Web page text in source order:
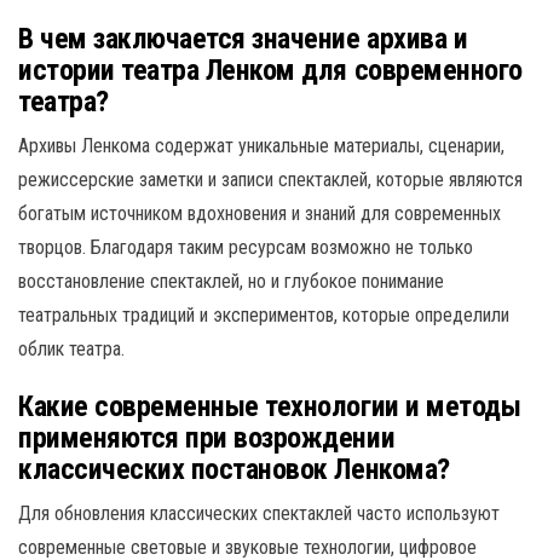
В чем заключается значение архива и
истории театра Ленком для современного
театра?
Архивы Ленкома содержат уникальные материалы, сценарии,
режиссерские заметки и записи спектаклей, которые являются
богатым источником вдохновения и знаний для современных
творцов. Благодаря таким ресурсам возможно не только
восстановление спектаклей, но и глубокое понимание
театральных традиций и экспериментов, которые определили
облик театра.
Какие современные технологии и методы
применяются при возрождении
классических постановок Ленкома?
Для обновления классических спектаклей часто используют
современные световые и звуковые технологии, цифровое